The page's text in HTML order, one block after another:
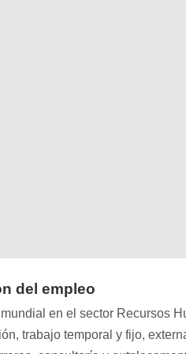
del empleo
en el sector Recursos
trabajo temporal y fijo,